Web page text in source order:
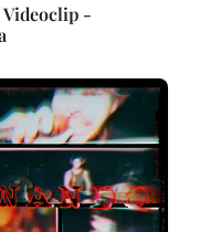
Videoclip -